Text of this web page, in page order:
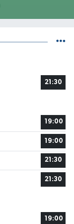
21:30
19:00
19:00
21:30
21:30
19:00